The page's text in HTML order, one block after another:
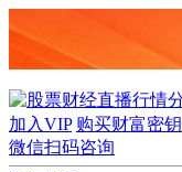
加入VIP 购买财富密钥
微信扫码咨询